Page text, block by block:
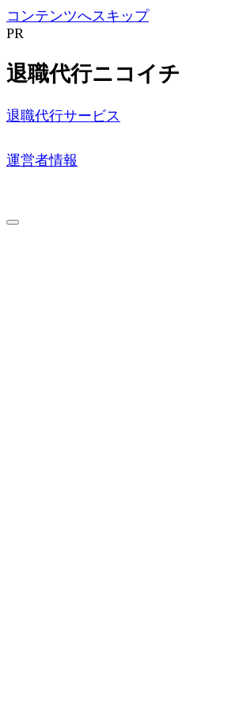
コンテンツへスキップ
PR
退職代行ニコイチ
退職代行サービス
運営者情報